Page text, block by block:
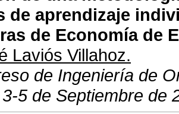
de aprendizaje
de Economía de
Laviós Villahoz.
de Ingeniería de
5 de Septiembre de